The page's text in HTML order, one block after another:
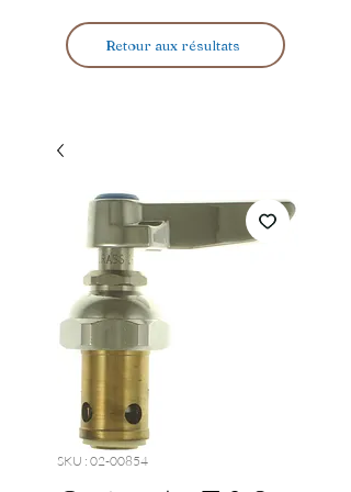
Retour aux résultats
SKU : 02-00854